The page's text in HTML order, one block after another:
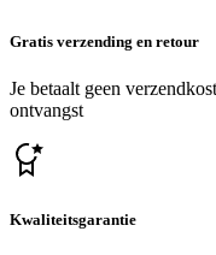
Gratis verzending en retour
Je betaalt geen
ontvangst
Kwaliteitsgarantie